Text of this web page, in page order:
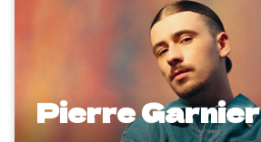
Pierre Garnier